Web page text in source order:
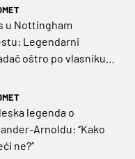
u Nottingham
Legendarni
oštro po vlasniku
legenda o
Arnoldu: ‘’Kako
ne?‘’